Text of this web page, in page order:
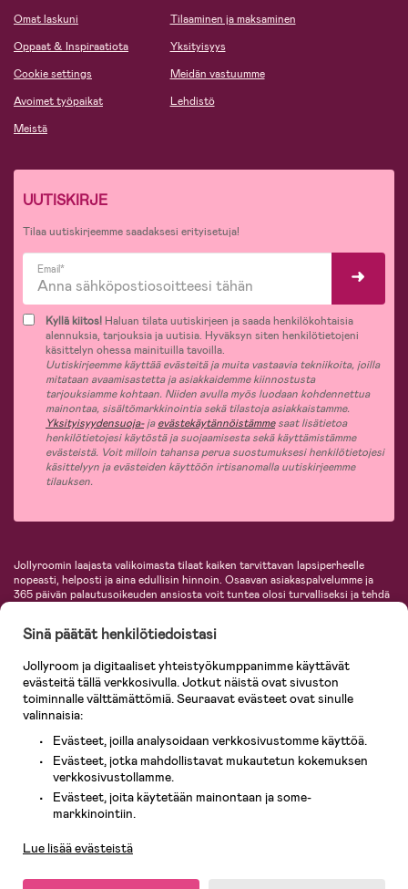
Omat laskuni
Oppaat & Inspiraatiota
Cookie settings
Avoimet työpaikat
Meistä
Tilaaminen ja maksaminen
Yksityisyys
Meidän vastuumme
Lehdistö
UUTISKIRJE
Tilaa uutiskirjeemme saadaksesi erityisetuja!
Email*
Kyllä kiitos! Haluan tilata uutiskirjeen ja saada henkilökohtaisia
alennuksia, tarjouksia ja uutisia. Hyväksyn siten henkilötietojeni
käsittelyn ohessa mainituilla tavoilla.
Uutiskirjeemme käyttää evästeitä ja muita vastaavia tekniikoita, joilla
mitataan avaamisastetta ja asiakkaidemme kiinnostusta
tarjouksiamme kohtaan. Niiden avulla myös luodaan kohdennettua
mainontaa, sisältömarkkinointia sekä tilastoja asiakkaistamme.
Yksityisyydensuoja-jaevästekäytännöistämmesaat lisätietoa
henkilötietojesi käytöstä ja suojaamisesta sekä käyttämistämme
evästeistä. Voit milloin tahansa perua suostumuksesi henkilötietojesi
käsittelyyn ja evästeiden käyttöön irtisanomalla uutiskirjeemme
tilauksen.
Jollyroomin laajasta valikoimasta tilaat kaiken tarvittavan lapsiperheelle
nopeasti, helposti ja aina edullisin hinnoin. Osaavan asiakaspalvelumme ja
365 päivän palautusoikeuden ansiosta voit tuntea olosi turvalliseksi ja tehdä
lastentarvikkeita sekä paljon muuta. Meiltä löydät lukuisia tunnettuja
KidKraft, Ergobaby, Philips Avent, Neonate, Cybex, LEGO ja monia muita!
Tervetuloa shoppailemaan Pohjoismaiden suurimpaan lastentarvikkeiden
verkkokauppaan!
Sinä päätät henkilötiedoistasi
Jollyroom ja digitaaliset yhteistyökumppanimme käyttävät
evästeitä tällä verkkosivulla. Jotkut näistä ovat sivuston
toiminnalle välttämättömiä. Seuraavat evästeet ovat sinulle
valinnaisia:
Evästeet, joilla analysoidaan verkkosivustomme käyttöä.
Evästeet, jotka mahdollistavat mukautetun kokemuksen
verkkosivustollamme.
Evästeet, joita käytetään mainontaan ja some-
markkinointiin.
Lue lisää evästeistä